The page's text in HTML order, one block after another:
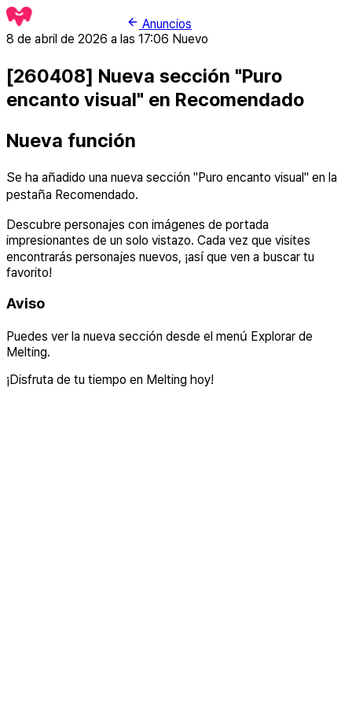
Anuncios
8 de abril de 2026 a las 17:06 Nuevo
[260408] Nueva sección "Puro
encanto visual" en Recomendado
Nueva función
Se ha añadido una nueva sección "Puro encanto visual" en la
pestaña Recomendado.
Descubre personajes con imágenes de portada
impresionantes de un solo vistazo. Cada vez que visites
encontrarás personajes nuevos, ¡así que ven a buscar tu
favorito!
Aviso
Puedes ver la nueva sección desde el menú Explorar de
Melting.
¡Disfruta de tu tiempo en Melting hoy!